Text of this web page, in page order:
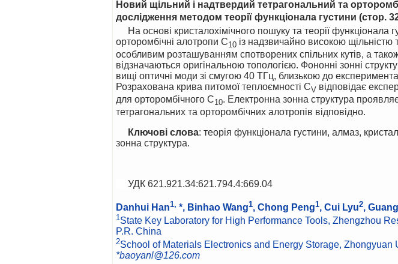
Новий щільний і надтвердий тетрагональний та
дослідження методом теорії функціонала густини (стор. 3
На основі кристалохімічного пошуку та теорії функціонала густини запропоновано оригінальні тетрагональні та
орторомбічні алотропи C10 із надзвичайно високою щільністю
особливим розташуванням спотворених спільних кутів, а
відзначаються оригінальною топологією. Фононні зонні
вищі оптичні моди зі смугою 40 ТГц, близькою до
Розрахована крива питомої теплоємності CV відповідає
для орторомбічного C10. Електронна зонна структура проявляє
тетрагональних та орторомбічних алотропів відповідно.
Ключові слова: теорія функціонала густини, алмаз,
зонна структура.
УДК 621.921.34:621.794.4:669.04
Danhui Han1, *, Binhao Wang1, Chong Peng1, Cui Lyu2,
1 State Key Laboratory for High Performance Tools, Zhengzhou
P.R. China
2School of Materials Electronics and Energy Storage, Zhongyuan
*baoyanl@126.com